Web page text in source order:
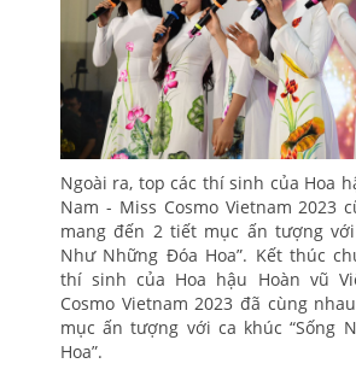
Ngoài ra, top các thí sinh của Hoa
Nam - Miss Cosmo Vietnam 2023
mang đến 2 tiết mục ấn tượng với
Như Những Đóa Hoa”. Kết thúc
thí sinh của Hoa hậu Hoàn vũ
Cosmo Vietnam 2023 đã cùng
mục ấn tượng với ca khúc “Sống
Hoa”.